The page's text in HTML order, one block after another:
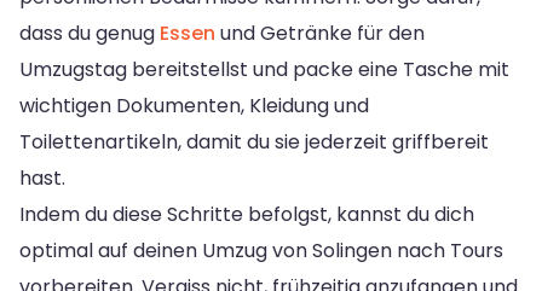
dass du genug Essen und Getränke für den
Umzugstag bereitstellst und packe eine Tasche mit
wichtigen Dokumenten, Kleidung und
Toilettenartikeln, damit du sie jederzeit griffbereit
hast.
Indem du diese Schritte befolgst, kannst du dich
optimal auf deinen Umzug von Solingen nach Tours